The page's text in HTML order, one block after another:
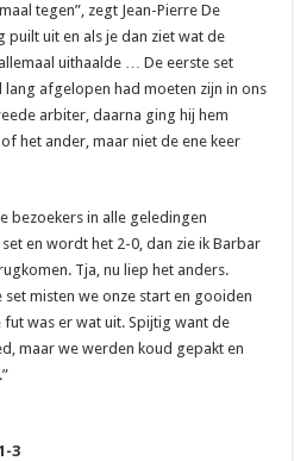
tegen”, zegt Jean-Pierre De
puilt uit en als je dan ziet wat de
uithaalde … De eerste set
afgelopen had moeten zijn in ons
arbiter, daarna ging hij hem
het ander, maar niet de ene keer
bezoekers in alle geledingen
en wordt het 2-0, dan zie ik Barbar
Tja, nu liep het anders.
misten we onze start en gooiden
was er wat uit. Spijtig want de
maar we werden koud gepakt en
3